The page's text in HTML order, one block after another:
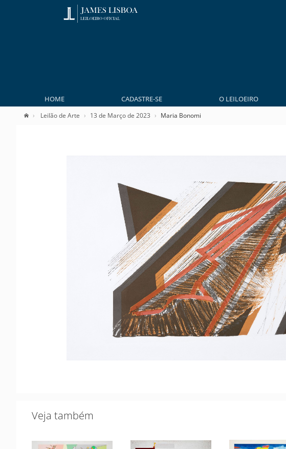
HOME CADASTRE-SE O LEILOEIRO
Leilão de Arte 13 de Março de 2023 Maria Bonomi
Veja também